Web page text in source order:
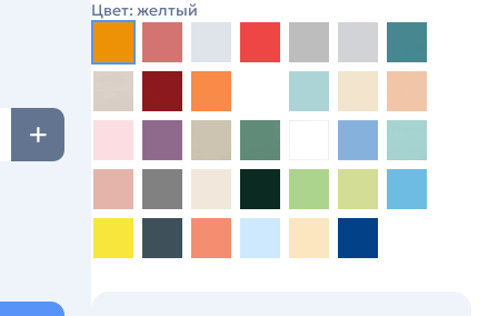
Цвет: желтый